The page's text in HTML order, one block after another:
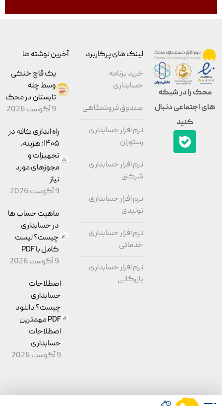
محک را در شبکه
های اجتماعی دنبال
کنید
لینک های پرکاربرد
خرید برنامه
حسابداری
صندوق فروشگاهی
نرم افزار حسابداری
رستوران
نرم افزار حسابداری
شرکتی
نرم افزار حسابداری
تولیدی
نرم افزار حسابداری
خدماتی
نرم افزار حسابداری
بازرگانی
آخرین نوشته ها
یک قاچ خنکی
وسط چله
تابستان در محک
9 آگوست 2026
راه اندازی کافه در
۱۴۰۵؛ هزینه،
تجهیزات و
مجوزهای مورد
نیاز
9 آگوست 2026
ماهیت حساب ‌ها
در حسابداری
چیست؟ لیست
کامل با PDF
9 آگوست 2026
اصطلاحات
حسابداری
چیست؟ دانلود
PDF مهمترین
اصطلاحات
حسابداری
9 آگوست 2026